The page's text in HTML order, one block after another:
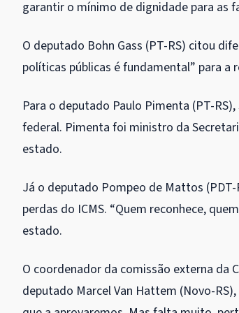
garantir o mínimo de dignidade para as
O deputado Bohn Gass (PT-RS) citou
políticas públicas é fundamental” para a
Para o deputado Paulo Pimenta (PT-
federal. Pimenta foi ministro da
estado.
Já o deputado Pompeo de Mattos
perdas do ICMS. “Quem reconhece,
estado.
O coordenador da comissão externa da
deputado Marcel Van Hattem (Novo-